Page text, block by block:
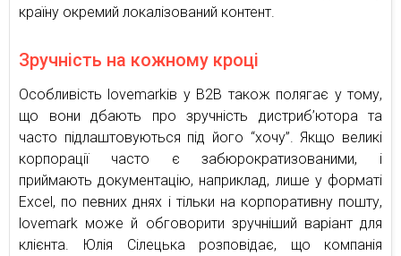
країну окремий локалізований контент.
Зручність на кожному кроці
Особливість lovemarkів у B2B також полягає у тому,
що вони дбають про зручність дистриб’ютора та
часто підлаштовуються під його “хочу”. Якщо великі
корпорації часто є забюрократизованими, і
приймають документацію, наприклад, лише у форматі
Excel, по певних днях і тільки на корпоративну пошту,
lovemark може й обговорити зручніший варіант для
клієнта. Юлія Сілецька розповідає, що компанія